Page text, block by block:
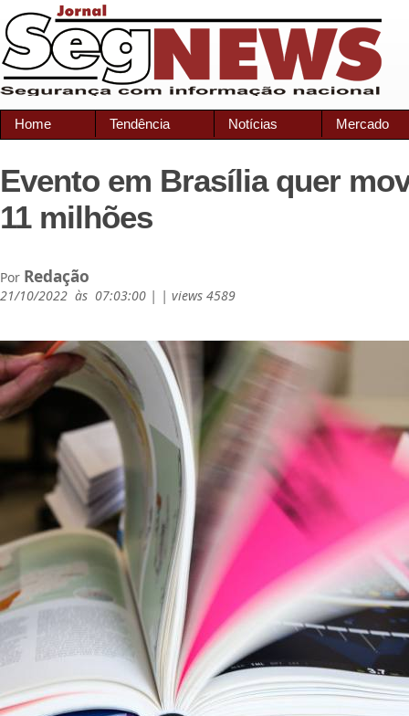
Home Tendência Notícias Mercado
Evento em Brasília quer
11 milhões
Por Redação
21/10/2022 às 07:03:00 | | views 4589